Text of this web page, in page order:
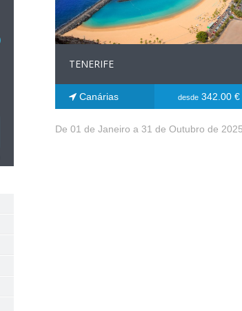
TENERIFE
Canárias desde 342.00 €
De 01 de Janeiro a 31 de Outubro de 2025